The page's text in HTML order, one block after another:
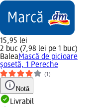
15,95 lei
2 buc (7,98 lei pe 1 buc)
BaleaMască de picioare
șosetă, 1 Pereche
(1)
Notă
Livrabil